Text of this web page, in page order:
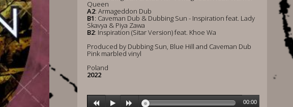
Queen
A2: Armageddon Dub
B1: Caveman Dub & Dubbing Sun - Inspiration feat. Lady
Skavya & Piya Zawa
B2: Inspiration (Sitar Version) feat. Khoe Wa
Produced by Dubbing Sun, Blue Hill and Caveman Dub
Pink marbled vinyl
Poland
2022
00:00